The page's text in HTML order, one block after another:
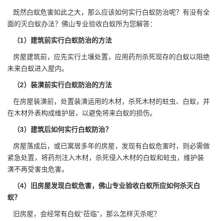
既然白蚁危害如此之大，那么应该如何实行白蚁防治呢？有没有全
面的灭白蚁办法？佛山专业验收白蚁所为您解答：
（1）建筑前实行白蚁防治的方法
房屋建筑前，应先实行土壤处置，应用药剂杀死现存的白蚁以阻绝
未来白蚁进入屋内。
（2）装潢前实行白蚁防治的方法
在房屋装潢前，处置装潢运用的木材，杀死木材的蛀虫、白蚁，并
在木材外表构成维护层，以避免将来白蚁的损伤。
（3）建筑后如何实行白蚁防治？
房屋落成后，或已寓居多年的房屋，发现有白蚁危害时，则必需做
紧急处置，将药剂注入木材，杀死侵入木材的白蚁和蛀虫，维护装
潢不再受害虫危害。
（4）旧房屋发现白蚁危害，佛山专业验收白蚁所应如何杀灭白
蚁？
旧房屋，会经常有白蚁“莅临”，那么怎样灭杀呢？